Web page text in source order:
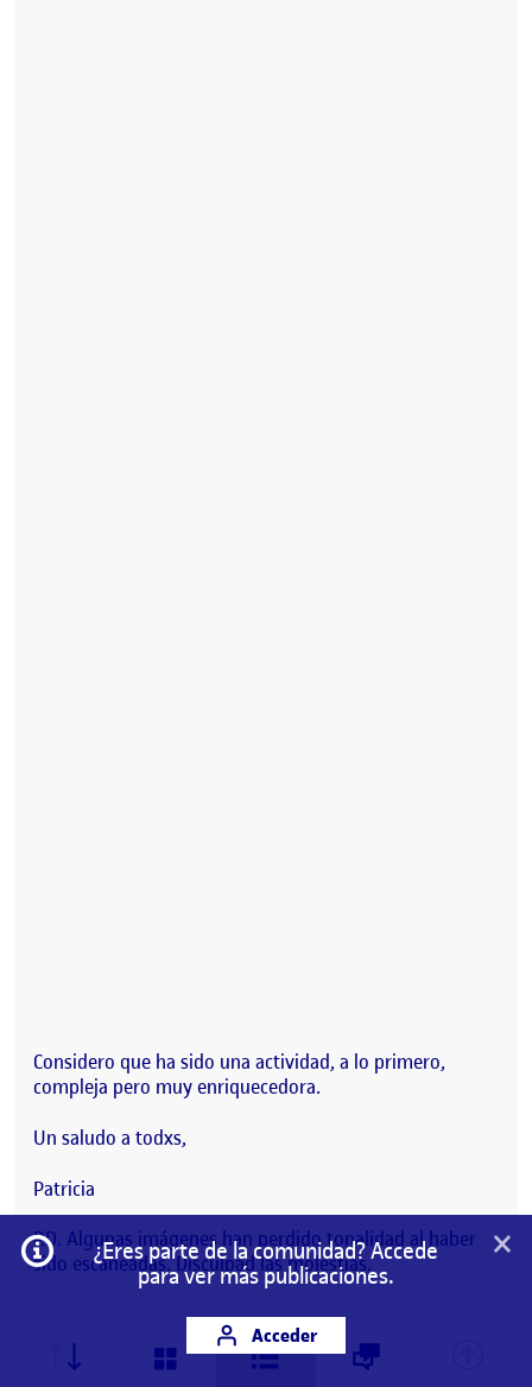
Considero que ha sido una actividad, a lo primero,
compleja pero muy enriquecedora.
Un saludo a todxs,
Patricia
P.D. Algunas imágenes han perdido tonalidad al haber
sido escaneadas. Disculpad las molestias.
2. Perspectivas y miradas
Información
¿Eres parte de la comunidad? Accede
para ver más publicaciones.
Acceder
×